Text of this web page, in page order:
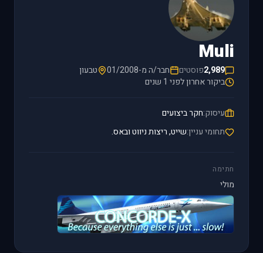
Muli
2,989פוסטים חבר/ה מ-01/2008
טבעון
ביקור אחרון לפני 1 שנים
עיסוק:חקר ביצועים
תחומי עניין:שייט, ריצות ניווט ובאס.
חתימה
מולי